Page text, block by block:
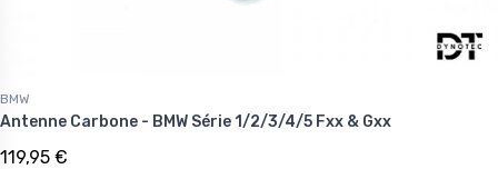
BMW
Antenne Carbone - BMW Série 1/2/3/4/5 Fxx & Gxx
119,95 €